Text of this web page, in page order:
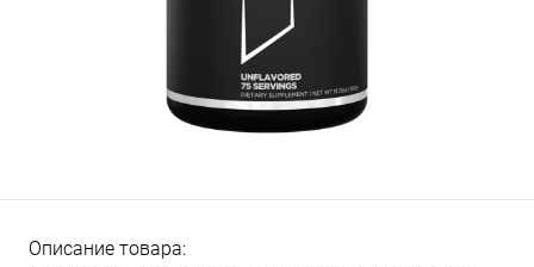
Описание товара: